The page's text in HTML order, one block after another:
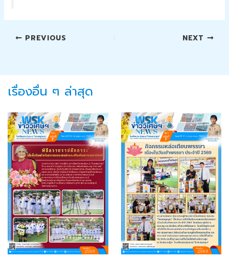
PREVIOUS NEXT
เรื่องอื่น ๆ ล่าสุด